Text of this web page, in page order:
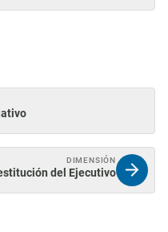
DIMENSIÓN
del Ejecutivo